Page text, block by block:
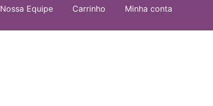
Nossa Equipe Carrinho Minha conta